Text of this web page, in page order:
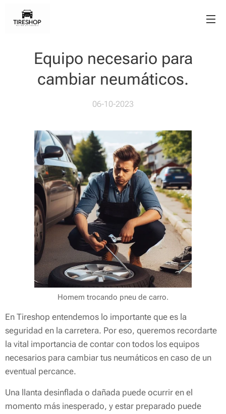
Equipo necesario para
cambiar neumáticos.
06-10-2023
Homem trocando pneu de carro.
En Tireshop entendemos lo importante que es la
seguridad en la carretera. Por eso, queremos recordarte
la vital importancia de contar con todos los equipos
necesarios para cambiar tus neumáticos en caso de un
eventual percance.
Una llanta desinflada o dañada puede ocurrir en el
momento más inesperado, y estar preparado puede